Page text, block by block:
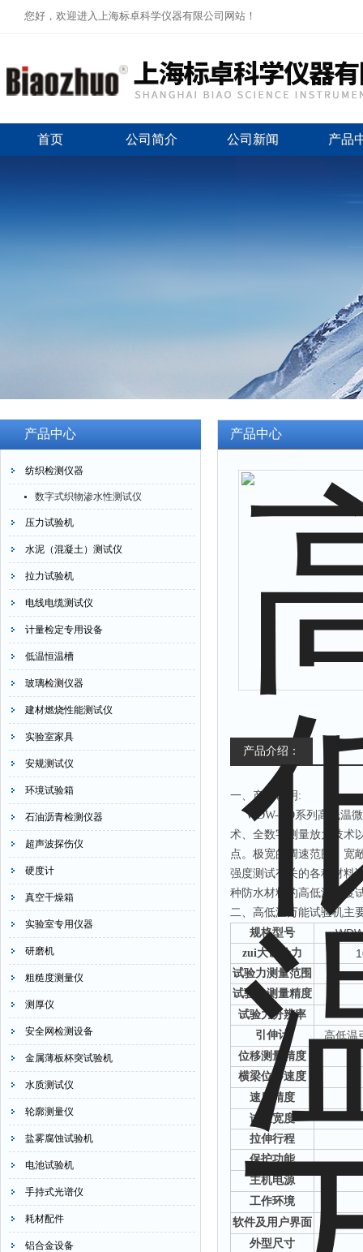
您好，欢迎进入上海标卓科学仪器有限公司网站！
首页 公司简介 公司新闻 产品
产品中心
纺织检测仪器
数字式织物渗水性测试仪
压力试验机
水泥（混凝土）测试仪
拉力试验机
电线电缆测试仪
计量检定专用设备
低温恒温槽
玻璃检测仪器
建材燃烧性能测试仪
实验室家具
安规测试仪
环境试验箱
石油沥青检测仪器
超声波探伤仪
硬度计
真空干燥箱
实验室专用仪器
研磨机
粗糙度测量仪
测厚仪
安全网检测设备
金属薄板杯突试验机
水质测试仪
轮廓测量仪
盐雾腐蚀试验机
电池试验机
手持式光谱仪
耗材配件
铝合金设备
产品中心
产品介绍：
一、产品说明:
WDW-GD系列高低温微
术、全数字测量放大技术
点。极宽的调速范围、宽
强度测试有关的各种材料
种防水材料的高低温强度
二、高低温万能试验机主
规格型号
zui大试验力
试验力测量范围
试验力测量精度
试验力分辨率
引伸计
高低温
位移测量精度
横梁位移速度
速度精度
试验宽度
拉伸行程
保护功能
主机电源
工作环境
软件及用户界面
外型尺寸